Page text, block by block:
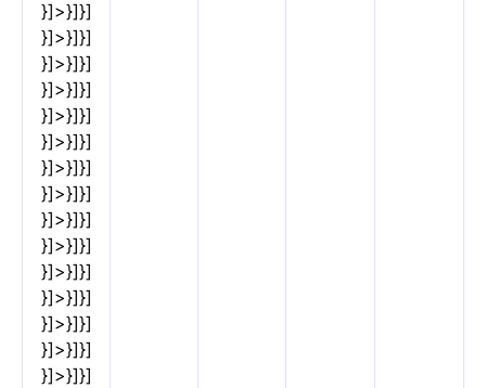
}]>}]}]
}]>}]}]
}]>}]}]
}]>}]}]
}]>}]}]
}]>}]}]
}]>}]}]
}]>}]}]
}]>}]}]
}]>}]}]
}]>}]}]
}]>}]}]
}]>}]}]
}]>}]}]
}]>}]}]